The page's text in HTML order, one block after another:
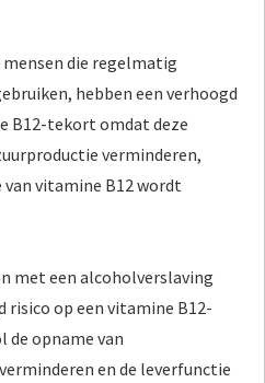
mensen die regelmatig
hebben een verhoogd
B12-tekort omdat deze
verminderen,
van vitamine B12 wordt
met een alcoholverslaving
risico op een vitamine B12-
opname van
en de leverfunctie